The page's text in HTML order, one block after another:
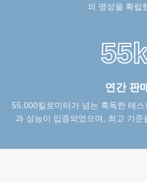
의 명성을 확립
연간 판
55,000킬로미터가 넘는 혹독한 테
과 성능이 입증되었으며, 최고 기